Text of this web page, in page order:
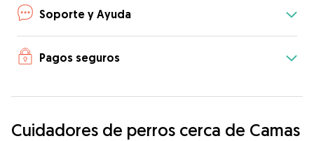
Soporte y Ayuda
Pagos seguros
Cuidadores de perros cerca de Camas